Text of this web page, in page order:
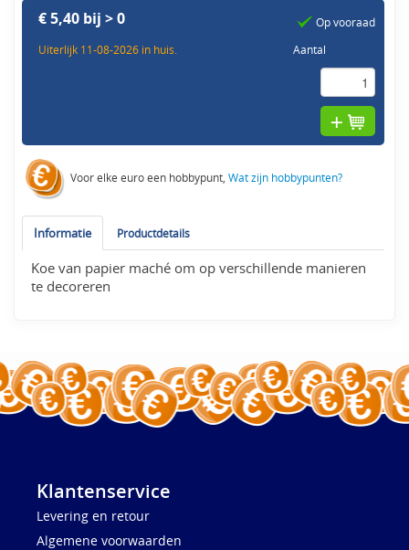
€ 5,40 bij > 0
Uiterlijk 11-08-2026 in huis.
Op vooraad
Aantal
Voor elke euro een hobbypunt,Wat zijn hobbypunten?
Informatie Productdetails
Koe van papier maché om op verschillende manieren
te decoreren
Klantenservice
Levering en retour
Algemene voorwaarden